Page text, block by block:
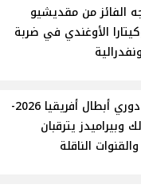
الفائز من مقديشيو
الأوغندي في ضربة
موعد قرعة دوري أبطال أفريقيا 2026-
وبيراميدز يترقبان
الناقلة